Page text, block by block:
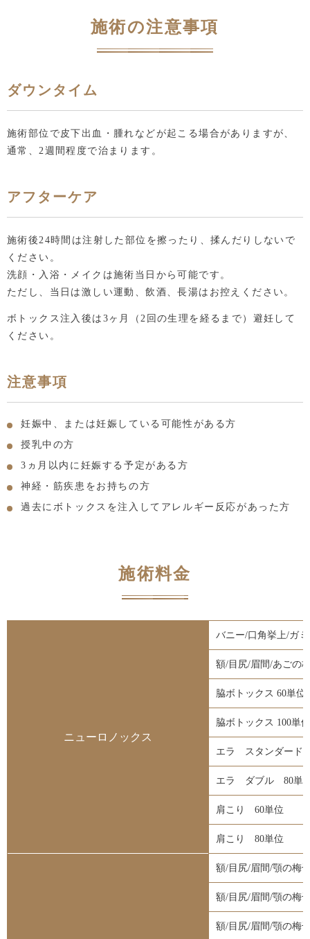
施術の注意事項
ダウンタイム
施術部位で皮下出血・腫れなどが起こる場合がありますが、
通常、2週間程度で治まります。
アフターケア
施術後24時間は注射した部位を擦ったり、揉んだりしないで
ください。
洗顔・入浴・メイクは施術当日から可能です。
ただし、当日は激しい運動、飲酒、長湯はお控えください。
ボトックス注入後は3ヶ月（2回の生理を経るまで）避妊して
ください。
注意事項
妊娠中、または妊娠している可能性がある方
授乳中の方
3ヵ月以内に妊娠する予定がある方
神経・筋疾患をお持ちの方
過去にボトックスを注入してアレルギー反応があった方
施術料金
ニューロノックス
バニー/口角挙上/ガ
額/目尻/眉間/あごの
脇ボトックス 60単位
脇ボトックス 100単位
エラ スタンダード
エラ ダブル 80単
肩こり 60単位
肩こり 80単位
額/目尻/眉間/顎の梅
額/目尻/眉間/顎の梅
額/目尻/眉間/顎の梅